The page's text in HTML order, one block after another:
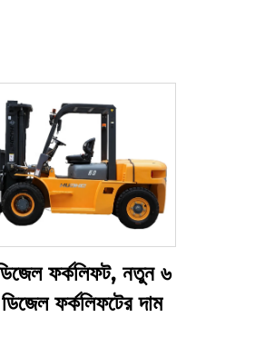
ফর্কলিফট, নতুন ৬
ফর্কলিফটের দাম